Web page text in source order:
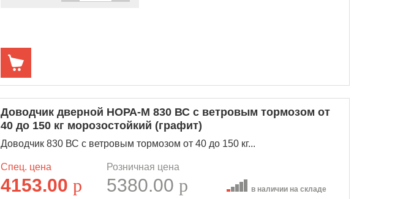
Доводчик дверной НОРА-М 830 ВС с ветровым тормозом от
40 до 150 кг морозостойкий (графит)
Доводчик 830 ВС с ветровым тормозом от 40 до 150 кг...
Спец. цена
4153.00p
Розничная цена
5380.00p в наличии на складе